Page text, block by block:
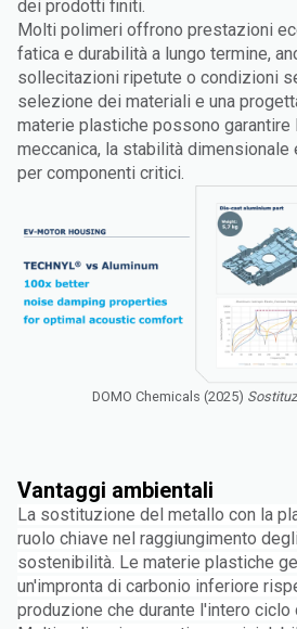
dei prodotti finiti.
Molti polimeri offrono prestazioni
fatica e durabilità a lungo termine,
sollecitazioni ripetute o condizioni
selezione dei materiali e una
materie plastiche possono
meccanica, la stabilità
per componenti critici.
DOMO Chemicals (2025)
Vantaggi ambientali
La sostituzione del metallo con la
ruolo chiave nel raggiungimento
sostenibilità. Le materie plastiche
un'impronta di carbonio inferiore
produzione che durante l'intero ciclo